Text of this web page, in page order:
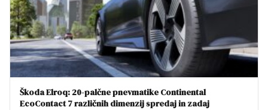
Škoda Elroq: 20-palčne pnevmatike Continental
EcoContact 7 različnih dimenzij spredaj in zadaj